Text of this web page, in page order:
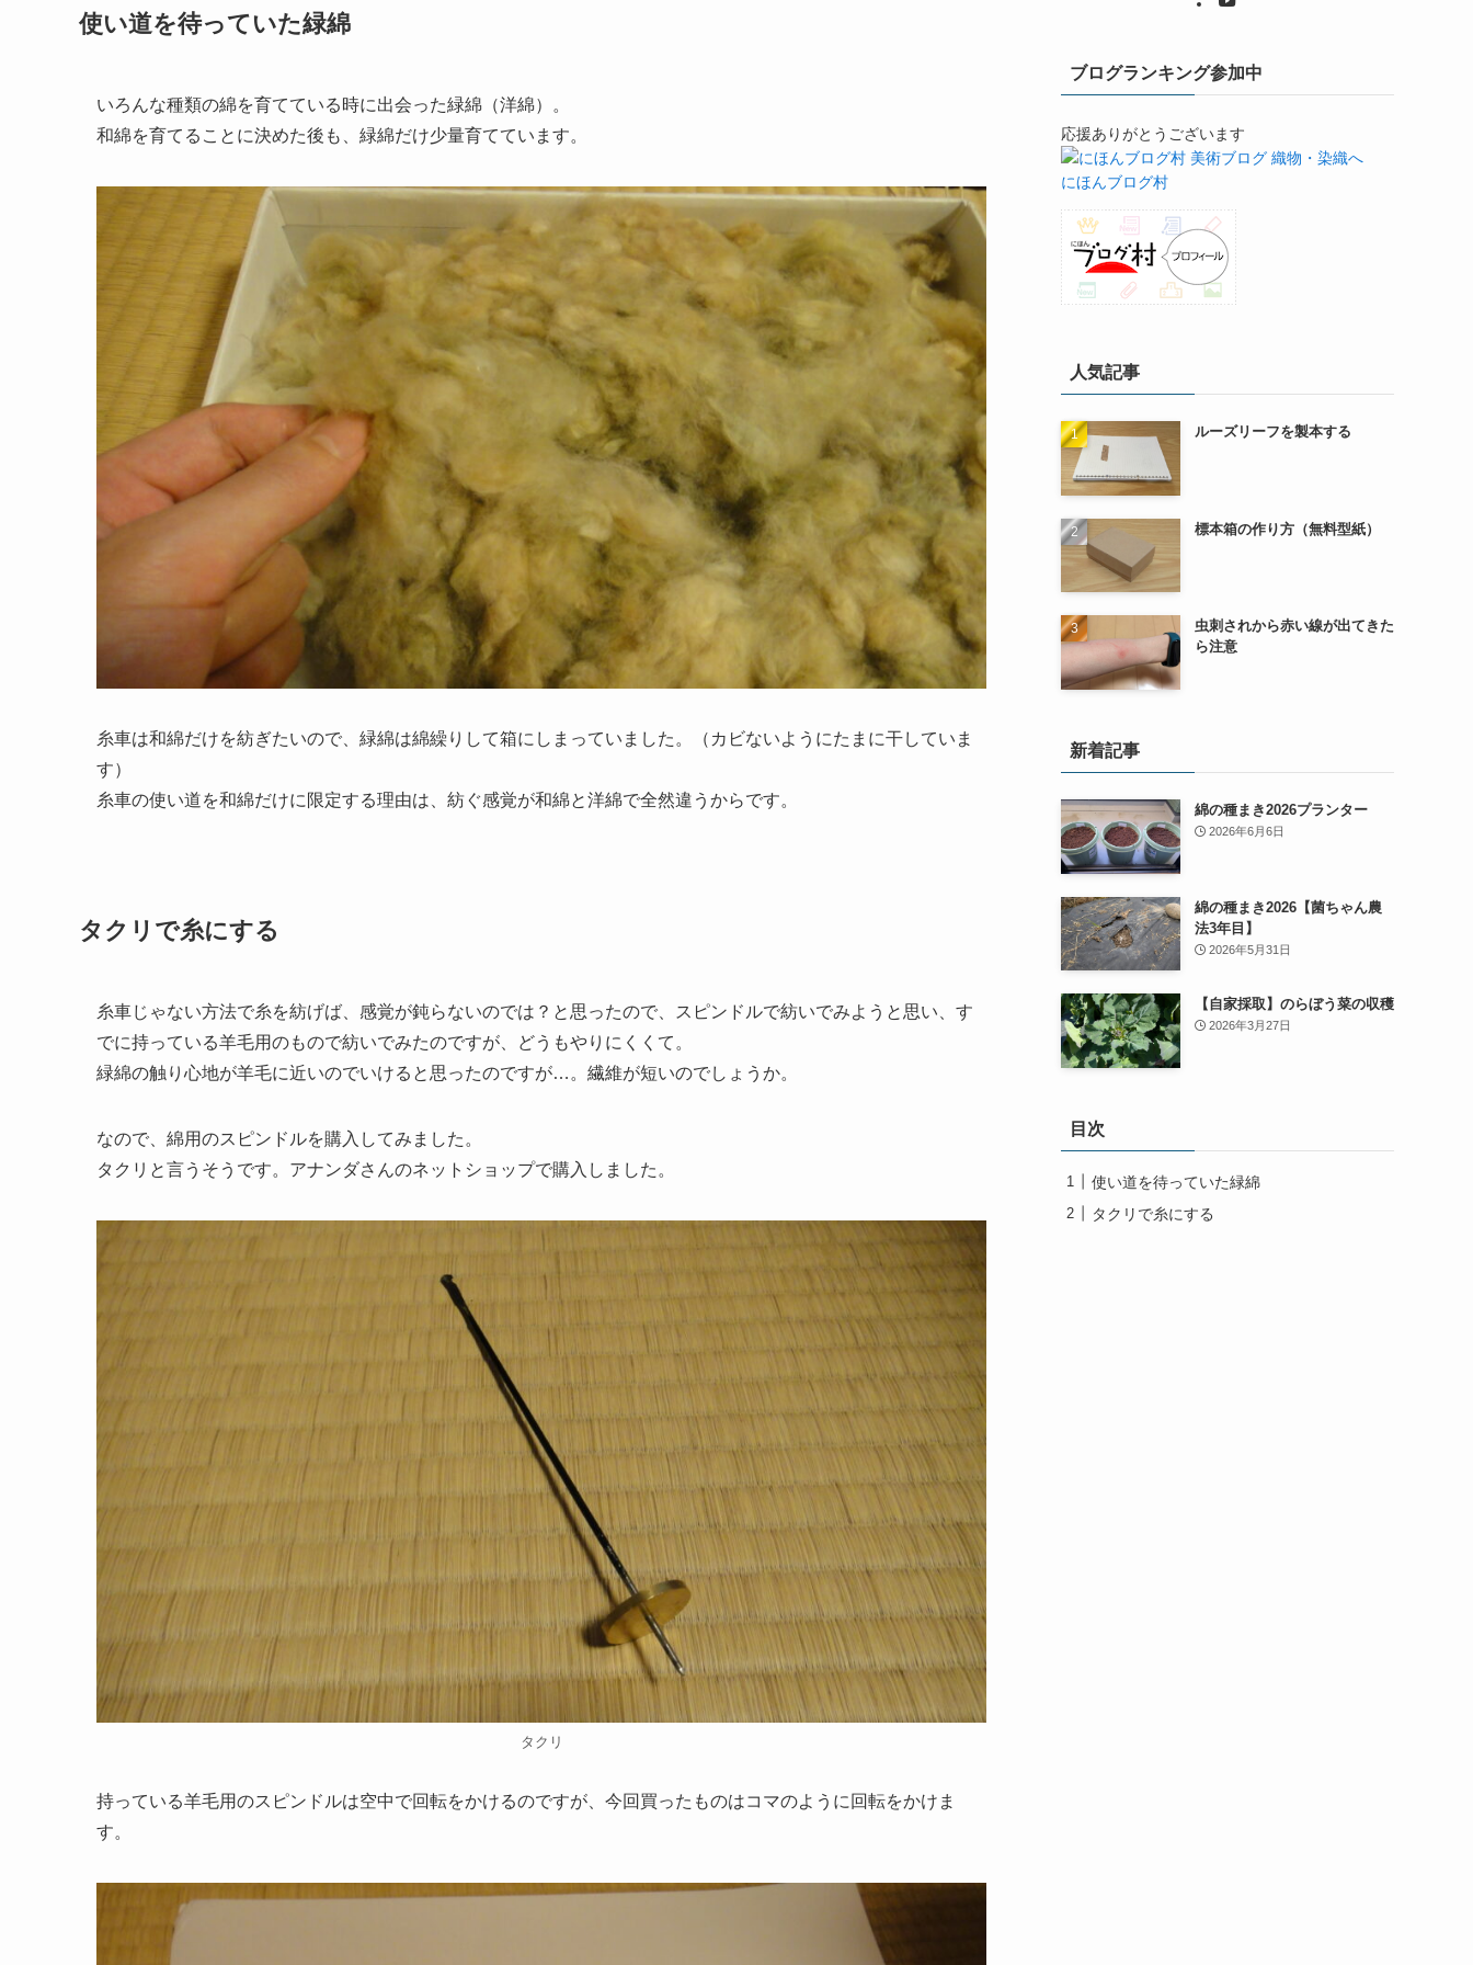
使い道を待っていた緑綿
いろんな種類の綿を育てている時に出会った緑綿（洋綿）。
和綿を育てることに決めた後も、緑綿だけ少量育てています。
糸車は和綿だけを紡ぎたいので、緑綿は綿繰りして箱にしまっていました。（カビないようにたまに干していま
す）
糸車の使い道を和綿だけに限定する理由は、紡ぐ感覚が和綿と洋綿で全然違うからです。
タクリで糸にする
糸車じゃない方法で糸を紡げば、感覚が鈍らないのでは？と思ったので、スピンドルで紡いでみようと思い、す
でに持っている羊毛用のもので紡いでみたのですが、どうもやりにくくて。
緑綿の触り心地が羊毛に近いのでいけると思ったのですが…。繊維が短いのでしょうか。
なので、綿用のスピンドルを購入してみました。
タクリと言うそうです。アナンダさんのネットショップで購入しました。
タクリ
持っている羊毛用のスピンドルは空中で回転をかけるのですが、今回買ったものはコマのように回転をかけま
す。
ブログランキング参加中
応援ありがとうございます
にほんブログ村
人気記事
ルーズリーフを製本する
標本箱の作り方（無料型紙）
虫刺されから赤い線が出てきた
ら注意
新着記事
綿の種まき2026プランター
2026年6月6日
綿の種まき2026【菌ちゃん農
法3年目】
2026年5月31日
【自家採取】のらぼう菜の収穫
2026年3月27日
目次
使い道を待っていた緑綿
タクリで糸にする